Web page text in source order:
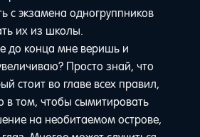
с экзамена одногруппников
их из школы.
до конца мне веришь и
Просто знай, что
стоит во главе всех правил,
в том, чтобы сымитировать
на необитаемом острове,